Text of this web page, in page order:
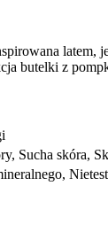
latem,
butelki z
Sucha skóra,